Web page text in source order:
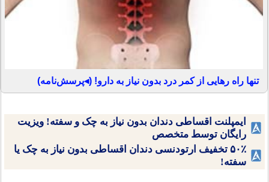
تنها راه رهایی از کمر درد بدون نیاز به دارو! (◂پرسش‌نامه)
ایمپلنت اقساطی دندان بدون نیاز به چک و سفته! ویزیت
رایگان توسط متخصص
۵۰٪ تخفیف ارتودنسی دندان اقساطی بدون نیاز به چک یا
سفته!